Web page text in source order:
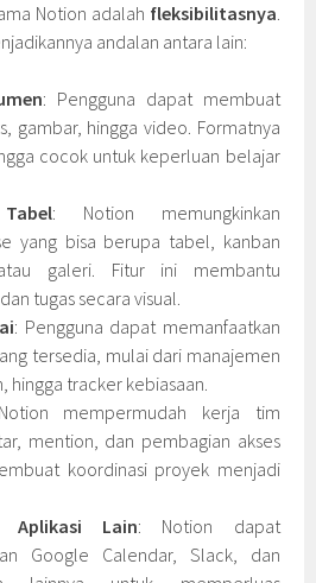
Notion adalah fleksibilitasnya.
andalan antara lain:
: Pengguna dapat membuat
gambar, hingga video. Formatnya
cocok untuk keperluan belajar
: Notion memungkinkan
yang bisa berupa tabel, kanban
galeri. Fitur ini membantu
tugas secara visual.
: Pengguna dapat memanfaatkan
tersedia, mulai dari manajemen
hingga tracker kebiasaan.
mempermudah kerja tim
mention, dan pembagian akses
koordinasi proyek menjadi
Aplikasi Lain: Notion dapat
Google Calendar, Slack, dan